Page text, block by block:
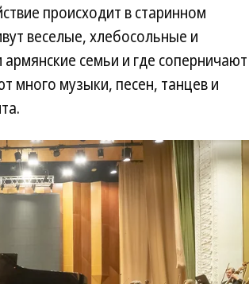
происходит в старинном
веселые, хлебосольные и
семьи и где соперничают
много музыки, песен, танцев и